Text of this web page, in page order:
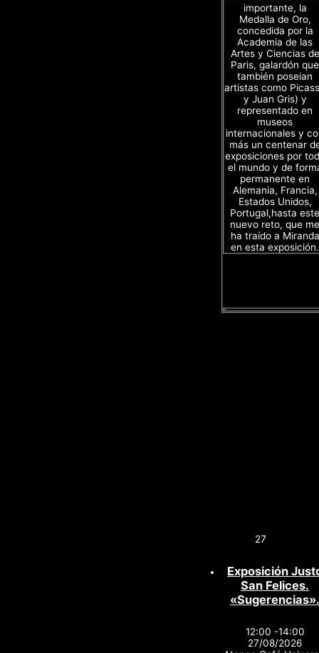
importante, la
Medalla de Oro,
concedida por la
Academia de las
Artes y Ciencias de
Paris, galardón que
también poseian
artistas como
y Juan Gris) y
representado en
museos
internacionales y
más un centenar
exposiciones por
el mundo y de
permanente en
Alemania, Francia,
Estados Unidos,
Portugal,hasta este
nuevo reto, que me
ha traído a Miranda
en esta exposición.
27
Exposición
San Felices.
«Sugerencias».
12:00 -14:00
27/08/2026